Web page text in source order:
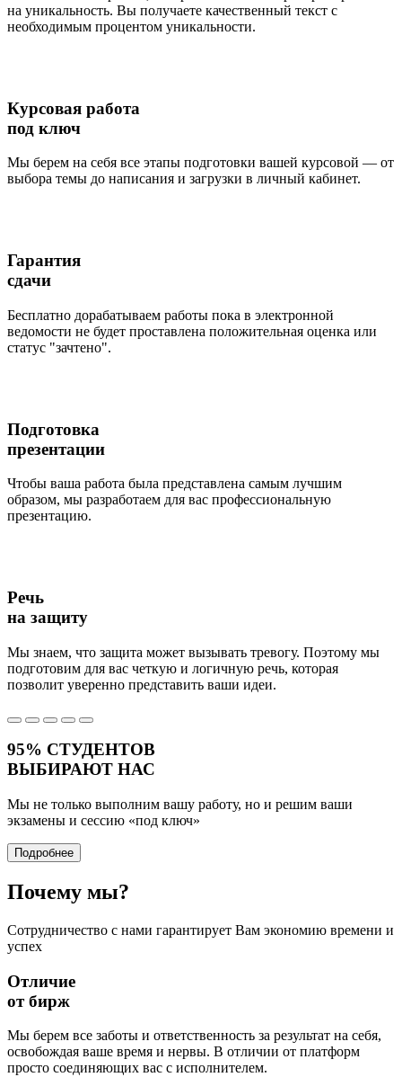
на уникальность. Вы получаете качественный текст с
необходимым процентом уникальности.
Курсовая работа
под ключ
Мы берем на себя все этапы подготовки вашей курсовой — от
выбора темы до написания и загрузки в личный кабинет.
Гарантия
сдачи
Бесплатно дорабатываем работы пока в электронной
ведомости не будет проставлена положительная оценка или
статус "зачтено".
Подготовка
презентации
Чтобы ваша работа была представлена самым лучшим
образом, мы разработаем для вас профессиональную
презентацию.
Речь
на защиту
Мы знаем, что защита может вызывать тревогу. Поэтому мы
подготовим для вас четкую и логичную речь, которая
позволит уверенно представить ваши идеи.
95% СТУДЕНТОВ
ВЫБИРАЮТ НАС
Мы не только выполним вашу работу, но и решим ваши
экзамены и сессию «под ключ»
Подробнее
Почему мы?
Сотрудничество с нами гарантирует Вам экономию времени и
успех
Отличие
от бирж
Мы берем все заботы и ответственность за результат на себя,
освобождая ваше время и нервы. В отличии от платформ
просто соединяющих вас с исполнителем.